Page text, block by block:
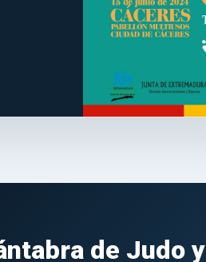
de Judo y